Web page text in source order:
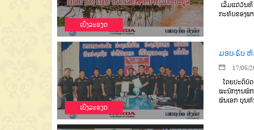
ເບີ່ງລະອຽດ
ເລີ່ມແຕ່ວັນທີ
ກະທົບຂອງພ
ເບີ່ງລະອຽດ
ມອບ-ຮັບ
17/06/
ໂດຍປະຕິບັ
ພະນັກງານພັ
ພັນເອກ ບຸນ